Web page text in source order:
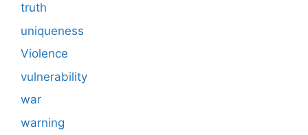
truth
uniqueness
Violence
vulnerability
war
warning